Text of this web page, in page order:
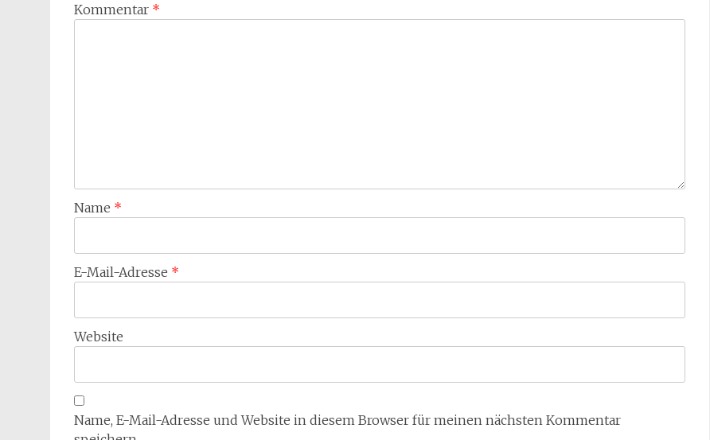
Kommentar *
Name *
E-Mail-Adresse *
Website
Name, E-Mail-Adresse und Website in diesem Browser für meinen nächsten Kommentar